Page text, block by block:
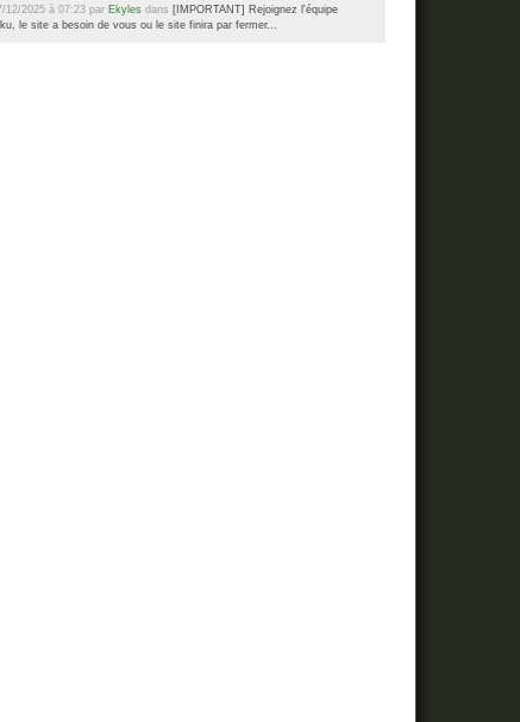
12/2025 à 07:23 par Ekyles dans [IMPORTANT] Rejoignez l'équipe
le site a besoin de vous ou le site finira par fermer...